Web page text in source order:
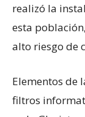
realizó la
esta
alto riesgo de
Elementos de
filtros